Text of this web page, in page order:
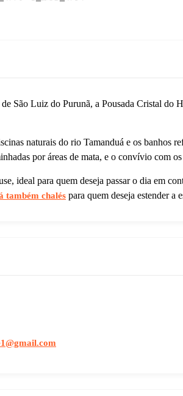
São Luiz do Purunã, a Pousada Cristal
naturais do rio Tamanduá e os banhos
por áreas de mata, e o convívio com
ideal para quem deseja passar o dia em
também chalés para quem deseja estender a